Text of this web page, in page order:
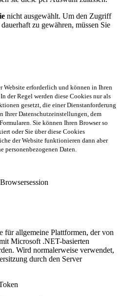
nicht ausgewählt. Um den Zugriff
zu gewähren, müssen Sie
Website erforderlich und können in Ihren
der Regel werden diese Cookies nur als
gesetzt, die einer Dienstanforderung
Ihrer Datenschutzeinstellungen, dem
Sie können Ihren Browser so
oder Sie über diese Cookies
der Website funktionieren dann aber
personenbezogenen Daten.
für allgemeine Plattformen, der von
Microsoft .NET-basierten
Wird normalerweise verwendet,
durch den Server